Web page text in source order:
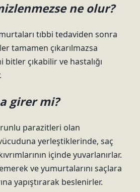
ne olur?
tıbbi tedaviden sonra
tamamen çıkarılmazsa
çıkabilir ve hastalığı
girer mi?
parazitleri olan
yerleştiklerinde, saç
içinde yuvarlanırlar.
ve yumurtalarını saçlara
yapıştırarak beslenirler.